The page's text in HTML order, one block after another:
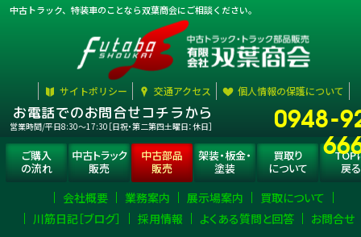
中古トラック、特装車のことなら双葉商会にご相談ください。
サイトポリシー 交通アクセス 個人情報の保護について
お電話でのお問合せコチラから
営業時間/平日8:30〜17:30［日祝・第二第四土曜日：休日］ 0948-
ご購入
の流れ
中古トラック
販売
中古部品
販売
架装・板金・
塗装
買取り
について
TOP
戻る
会社概要 業務案内 展示場案内
買取について
川筋日記［ブログ］
採用情報 よくある質問と回答 お問合せ